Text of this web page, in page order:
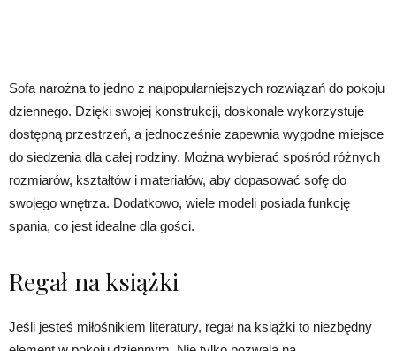
Sofa narożna to jedno z najpopularniejszych rozwiązań do pokoju
dziennego. Dzięki swojej konstrukcji, doskonale wykorzystuje
dostępną przestrzeń, a jednocześnie zapewnia wygodne miejsce
do siedzenia dla całej rodziny. Można wybierać spośród różnych
rozmiarów, kształtów i materiałów, aby dopasować sofę do
swojego wnętrza. Dodatkowo, wiele modeli posiada funkcję
spania, co jest idealne dla gości.
Regał na książki
Jeśli jesteś miłośnikiem literatury, regał na książki to niezbędny